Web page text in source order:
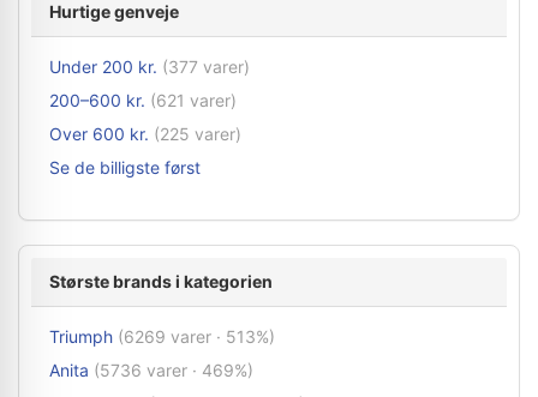
Hurtige genveje
Under 200 kr. (377 varer)
200–600 kr. (621 varer)
Over 600 kr. (225 varer)
Se de billigste først
Største brands i kategorien
Triumph (6269 varer · 513%)
Anita (5736 varer · 469%)